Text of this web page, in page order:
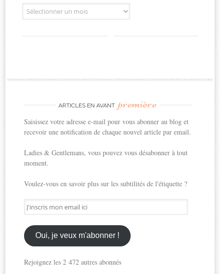
Archives
ARTICLES EN AVANT première
Saisissez votre adresse e-mail pour vous abonner au blog et
recevoir une notification de chaque nouvel article par email.
Ladies & Gentlemans, vous pouvez vous désabonner à tout
moment.
Voulez-vous en savoir plus sur les subtilités de l'étiquette ?
J'inscris
mon
email
ici
Oui, je veux m'abonner !
Rejoignez les 2 472 autres abonnés